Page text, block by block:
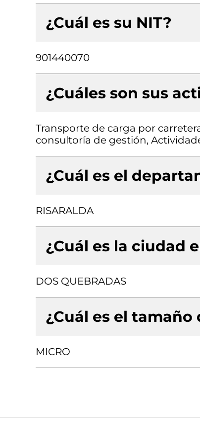
¿Cuál es su NIT?
901440070
¿Cuáles son sus
Transporte de carga por
consultoría de gestión,
¿Cuál es el
RISARALDA
¿Cuál es la ciudad
DOS QUEBRADAS
¿Cuál es el tamaño
MICRO